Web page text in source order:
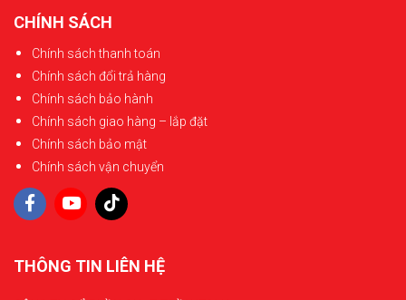
CHÍNH SÁCH
Chính sách thanh toán
Chính sách đổi trả hàng
Chính sách bảo hành
Chính sách giao hàng – lắp đặt
Chính sách bảo mật
Chính sách vận chuyển
THÔNG TIN LIÊN HỆ